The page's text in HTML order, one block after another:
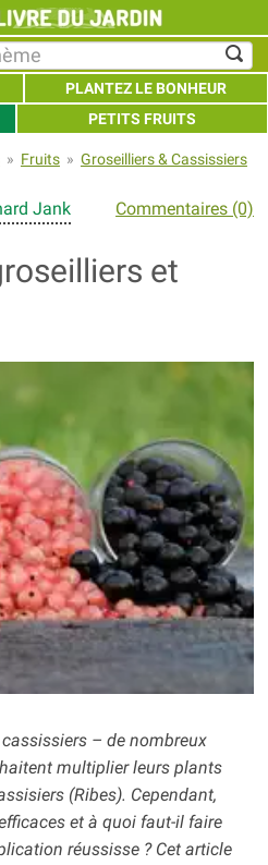
PLANTEZ LE BONHEUR
PETITS FRUITS
» Fruits» Groseilliers & Cassissiers
Jank Commentaires (0)
et
– de nombreux
multiplier leurs plants
(Ribes). Cependant,
et à quoi faut-il faire
réussisse ? Cet article